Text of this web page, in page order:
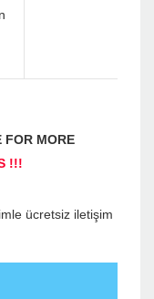
ücretsiz iletişim